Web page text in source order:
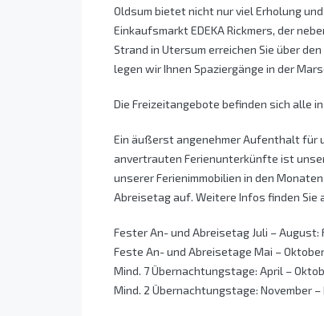
Oldsum bietet nicht nur viel Erholung
Einkaufsmarkt EDEKA Rickmers, der
Strand in Utersum erreichen Sie über
legen wir Ihnen Spaziergänge in der
Die Freizeitangebote befinden sich alle
Ein äußerst angenehmer Aufenthalt für
anvertrauten Ferienunterkünfte ist
unserer Ferienimmobilien in den
Abreisetag auf. Weitere Infos finden Sie
Fester An- und Abreisetag Juli – August:
Feste An- und Abreisetage Mai –
Mind. 7 Übernachtungstage: April –
Mind. 2 Übernachtungstage: November –